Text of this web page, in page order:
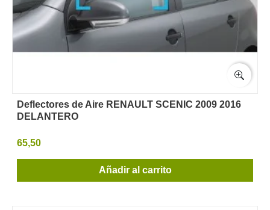
Deflectores de Aire RENAULT SCENIC 2009 2016
DELANTERO
65,50
Añadir al carrito